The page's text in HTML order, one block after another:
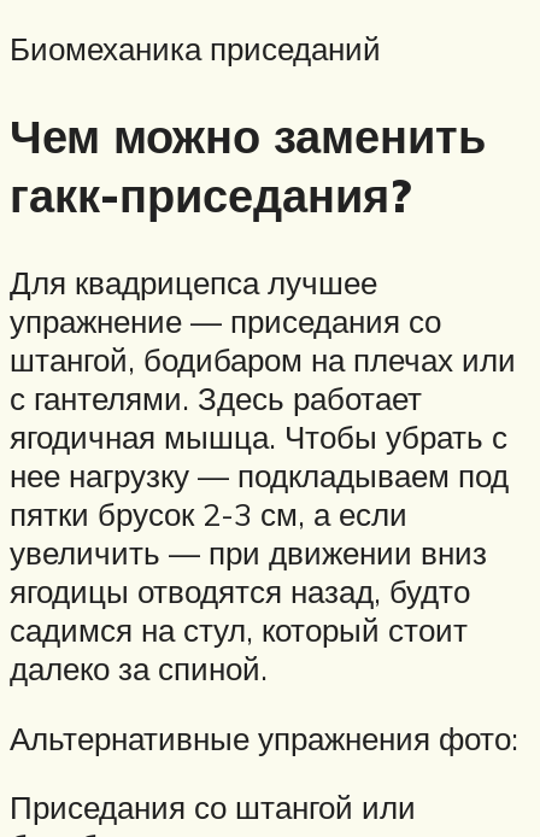
Биомеханика приседаний
Чем можно заменить
гакк-приседания?
Для квадрицепса лучшее
упражнение — приседания со
штангой, бодибаром на плечах или
с гантелями. Здесь работает
ягодичная мышца. Чтобы убрать с
нее нагрузку — подкладываем под
пятки брусок 2-3 см, а если
увеличить — при движении вниз
ягодицы отводятся назад, будто
садимся на стул, который стоит
далеко за спиной.
Альтернативные упражнения фото:
Приседания со штангой или